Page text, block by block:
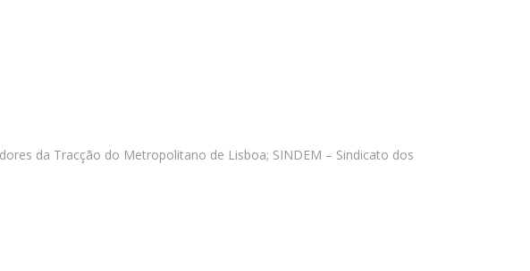
da Tracção do Metropolitano de Lisboa; SINDEM – Sindicato dos